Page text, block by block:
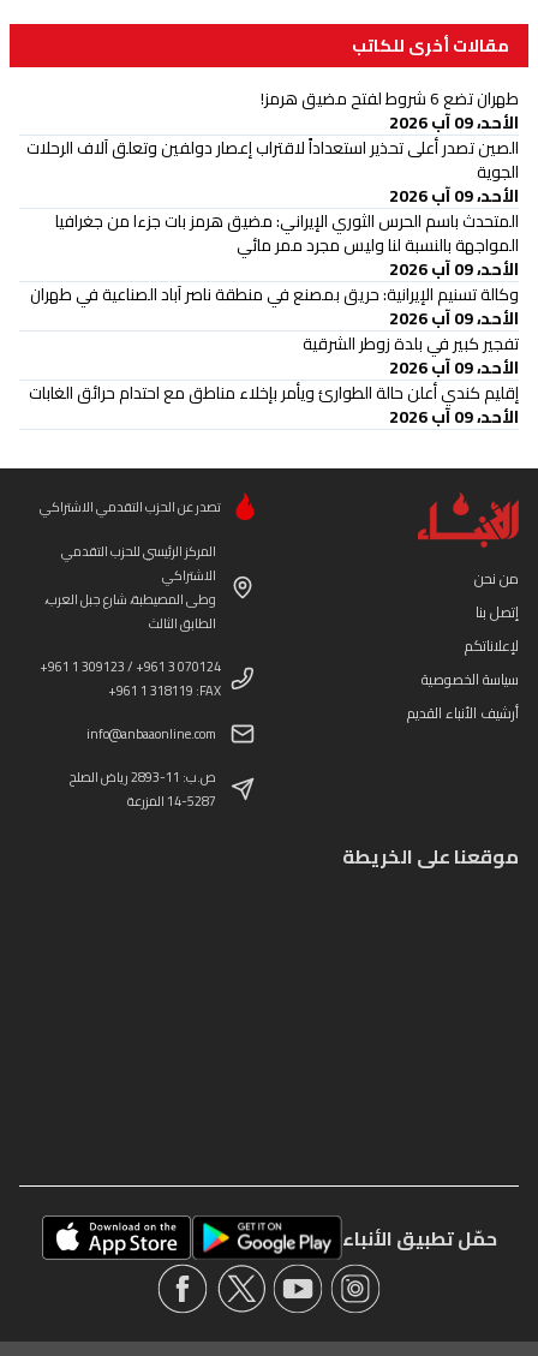
مقالات أخرى للكاتب
طهران تضع 6 شروط لفتح مضيق هرمز!
الأحد، 09 آب 2026
الصين تصدر أعلى تحذير استعداداً لاقتراب إعصار دولفين وتعلق آلاف الرحلات
الجوية
الأحد، 09 آب 2026
المتحدث باسم الحرس الثوري الإيراني: مضيق هرمز بات جزءا من جغرافيا
المواجهة بالنسبة لنا وليس مجرد ممر مائي
الأحد، 09 آب 2026
وكالة تسنيم الإيرانية: حريق بمصنع في منطقة ناصر آباد الصناعية في طهران
الأحد، 09 آب 2026
تفجير كبير في بلدة زوطر الشرقية
الأحد، 09 آب 2026
إقليم كندي أعلن حالة الطوارئ ويأمر بإخلاء مناطق مع احتدام حرائق الغابات
الأحد، 09 آب 2026
من نحن
إتصل بنا
لإعلاناتكم
سياسة الخصوصية
أرشيف الأنباء القديم
تصدر عن الحزب التقدمي الاشتراكي
المركز الرئيسي للحزب التقدمي
الاشتراكي
وطى المصيطبة، شارع جبل العرب،
الطابق الثالث
+961 1 309123 / +961 3 070124
+961 1 318119 :FAX
info@anbaaonline.com
ص.ب: 11-2893 رياض الصلح
14-5287 المزرعة
موقعنا على الخريطة
حمّل تطبيق الأنباء